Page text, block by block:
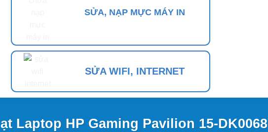
SỬA, NẠP MỰC MÁY IN
SỬA WIFI, INTERNET
Laptop HP Gaming Pavilion 15-DK0068